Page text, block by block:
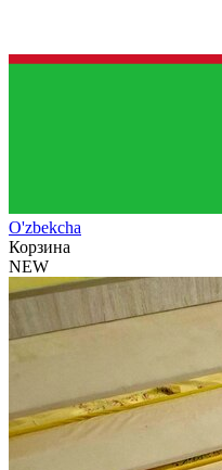
O'zbekcha
Корзина
NEW